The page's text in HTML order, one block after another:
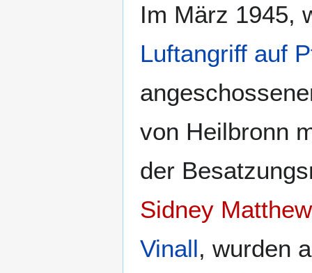
Im März 1945,
Luftangriff auf
von Heilbronn
der
Sidney
Vinall, wurden